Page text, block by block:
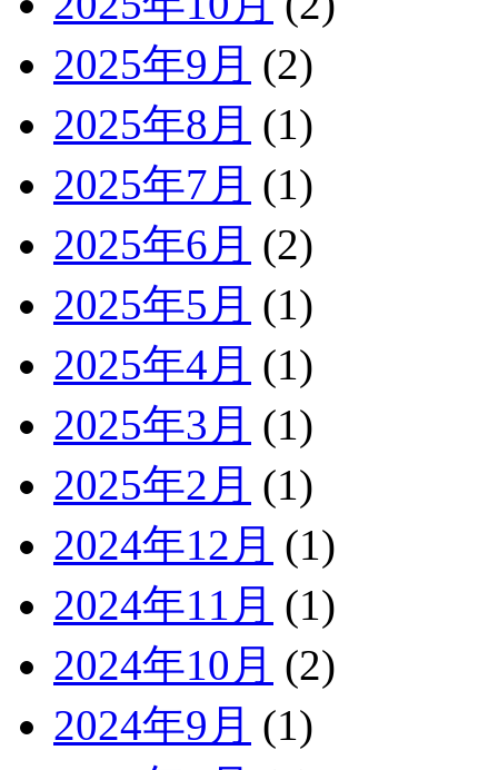
2025年9月 (2)
2025年8月 (1)
2025年7月 (1)
2025年6月 (2)
2025年5月 (1)
2025年4月 (1)
2025年3月 (1)
2025年2月 (1)
2024年12月 (1)
2024年11月 (1)
2024年10月 (2)
2024年9月 (1)